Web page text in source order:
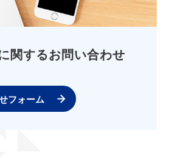
関するお問い合わせ
フォーム